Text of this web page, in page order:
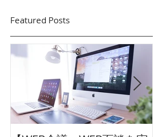
Featured Posts